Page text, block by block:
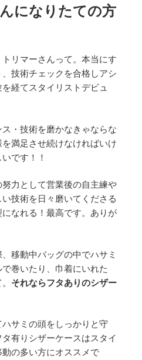
になりたての方
リマーさんって。本当にす
技術チェックを合格しアシ
経てスタイリストデビュ
・技術を磨かなきゃならな
満足させ続けなければいけ
です！！
力として営業後の自主練や
技術を日々磨いてくださる
なれる！最高です。ありが
移動中バッグの中でハサミ
巻いたり、巾着にいれた
それならフタありのシザー
サミの頭をしっかりと守
有りシザーケースはスタイ
の多い方にオススメで